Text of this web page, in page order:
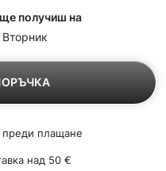
получиш на
Вторник
преди плащане
над 50 €